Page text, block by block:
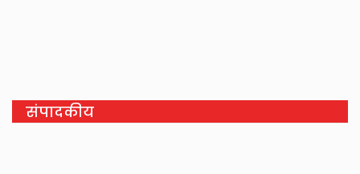
संपादकीय